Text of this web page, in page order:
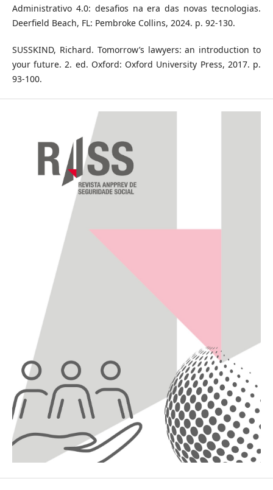
Administrativo 4.0: desafios na era das novas tecnologias.
Deerfield Beach, FL: Pembroke Collins, 2024. p. 92-130.
SUSSKIND, Richard. Tomorrow’s lawyers: an introduction to
your future. 2. ed. Oxford: Oxford University Press, 2017. p.
93-100.